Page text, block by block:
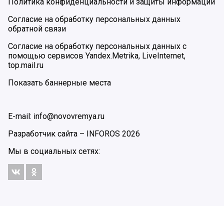
Согласие на обработку персональных данных
обратной связи
Согласие на обработку персональных данных с
помощью сервисов Yandex.Metrika, LiveInternet,
top.mail.ru
Показать баннерные места
E-mail: info@novovremya.ru
Разработчик сайта – INFOROS 2026
Мы в социальных сетях: